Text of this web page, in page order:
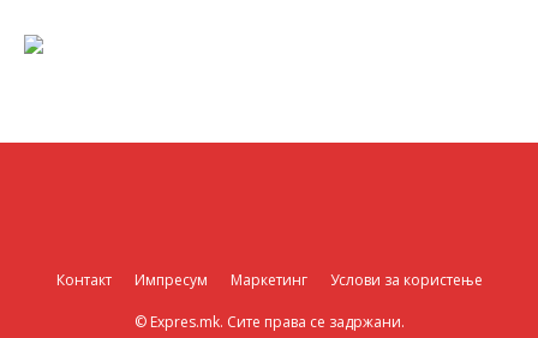
Контакт Импресум Маркетинг Услови за користење
© Expres.mk. Сите права се задржани.